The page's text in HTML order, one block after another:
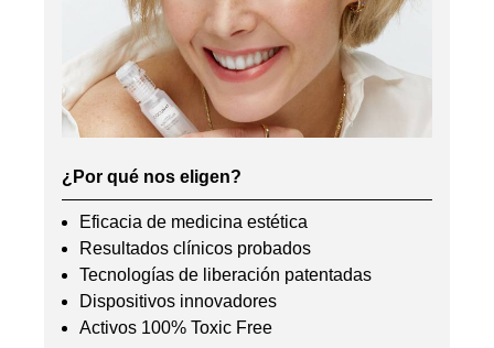
¿Por qué nos eligen?
Eficacia de medicina estética
Resultados clínicos probados
Tecnologías de liberación patentadas
Dispositivos innovadores
Activos 100% Toxic Free